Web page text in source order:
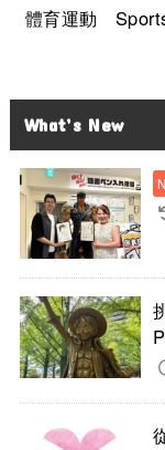
體育運動
What’s New